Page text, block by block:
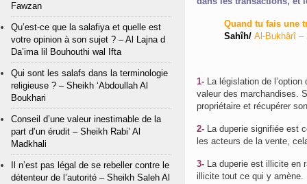
Quand tu fais une
Sahîh/ Al-Bukhârî –
1- La législation de
valeur des marchandises.
propriétaire et récupérer
2- La duperie signifiée est
les acteurs de la vente,
3- La duperie est illicite en
illicite tout ce qui y amène.
Fawzan
Qu’est-ce que la salafiya et quelle est
votre opinion à son sujet ? – Al Lajna d
Da’ima lil Bouhouthi wal Ifta
Qui sont les salafs dans la terminologie
religieuse ? – Sheikh ‘Abdoullah Al
Boukhari
Conseil d’une valeur inestimable de la
part d’un érudit – Sheikh Rabi’ Al
Madkhali
Il n’est pas légal de se rebeller contre le
détenteur de l’autorité – Sheikh Saleh Al